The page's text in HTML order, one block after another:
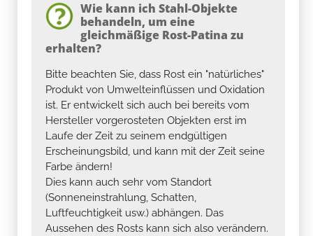
Wie kann ich Stahl-Objekte
behandeln, um eine
gleichmäßige Rost-Patina zu
erhalten?
Bitte beachten Sie, dass Rost ein "natürliches"
Produkt von Umwelteinflüssen und Oxidation
ist. Er entwickelt sich auch bei bereits vom
Hersteller vorgerosteten Objekten erst im
Laufe der Zeit zu seinem endgültigen
Erscheinungsbild, und kann mit der Zeit seine
Farbe ändern!
Dies kann auch sehr vom Standort
(Sonneneinstrahlung, Schatten,
Luftfeuchtigkeit usw.) abhängen. Das
Aussehen des Rosts kann sich also verändern.